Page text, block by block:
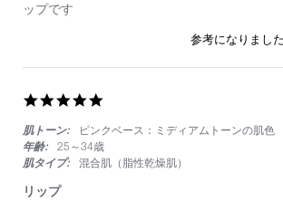
by
2026
stating
ラ
ップです
rating
肌トーン:
ピンクベース：ミディアムトーンの肌色
年齢:
25～34歳
肌タイプ:
混合肌（脂性乾燥肌）
リップ